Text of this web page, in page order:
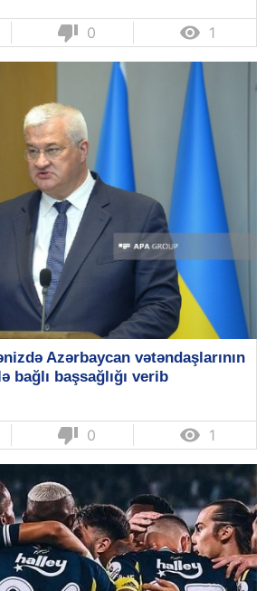
thumb_down 0  1
Azərbaycan vətəndaşlarının
bağlı başsağlığı verib
thumb_down 0  1